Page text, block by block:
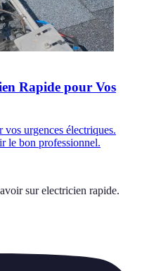
Rapide pour Vos
urgences électriques.
le bon professionnel.
sur electricien rapide.